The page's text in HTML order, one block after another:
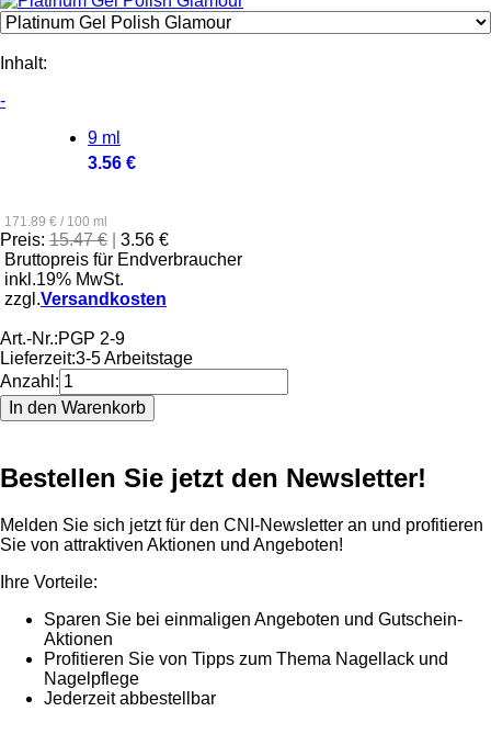
Inhalt:
-
9 ml
3.56 €
171.89 € / 100 ml
Preis: 15.47 €
3.56 €
Bruttopreis für Endverbraucher
inkl.19% MwSt.
zzgl.Versandkosten
Art.-Nr.:PGP 2-9
Lieferzeit:3-5 Arbeitstage
Anzahl:
Bestellen Sie jetzt den Newsletter!
Melden Sie sich jetzt für den CNI-Newsletter an und profitieren
Sie von attraktiven Aktionen und Angeboten!
Ihre Vorteile:
Sparen Sie bei einmaligen Angeboten und Gutschein-
Aktionen
Profitieren Sie von Tipps zum Thema Nagellack und
Nagelpflege
Jederzeit abbestellbar